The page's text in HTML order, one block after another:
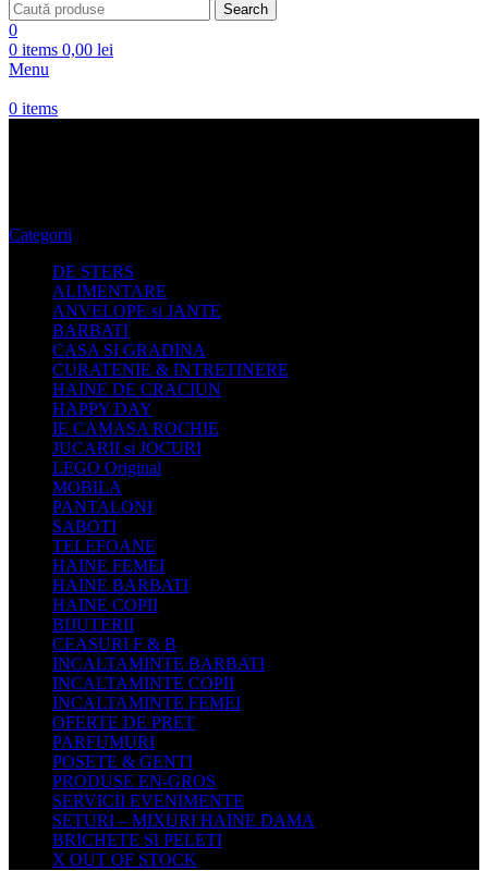
Search
0
0 items 0,00 lei
Menu
0 items
Categorii
DE STERS
ALIMENTARE
ANVELOPE si JANTE
BARBATI
CASA SI GRADINA
CURATENIE & INTRETINERE
HAINE DE CRACIUN
HAPPY DAY
IE CAMASA ROCHIE
JUCARII si JOCURI
LEGO Original
MOBILA
PANTALONI
SABOTI
TELEFOANE
HAINE FEMEI
HAINE BARBATI
HAINE COPII
BIJUTERII
CEASURI F & B
INCALTAMINTE BARBATI
INCALTAMINTE COPII
INCALTAMINTE FEMEI
OFERTE DE PRET
PARFUMURI
POSETE & GENTI
PRODUSE EN-GROS
SERVICII EVENIMENTE
SETURI – MIXURI HAINE DAMA
BRICHETE SI PELETI
X OUT OF STOCK